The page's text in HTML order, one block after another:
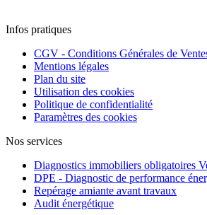
Infos pratiques
CGV - Conditions Générales de
Mentions légales
Plan du site
Utilisation des cookies
Politique de confidentialité
Paramètres des cookies
Nos services
Diagnostics immobiliers obligatoires
DPE - Diagnostic de performance
Repérage amiante avant travaux
Audit énergétique